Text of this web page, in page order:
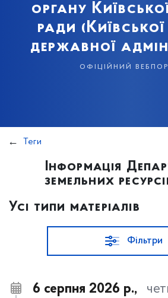
органу
ради (Київської
державної
офіційний
Теги
Інформація
земельних
Усі типи матеріалів
Фільтри
6 серпня 2026 р.,